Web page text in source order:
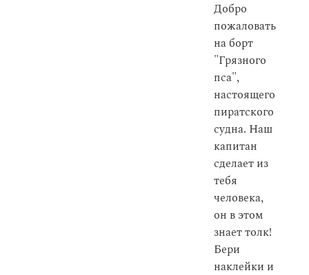
Добро
пожаловать
на борт
"Грязного
пса",
настоящего
пиратского
судна. Наш
капитан
сделает из
тебя
человека,
он в этом
знает толк!
Бери
наклейки и